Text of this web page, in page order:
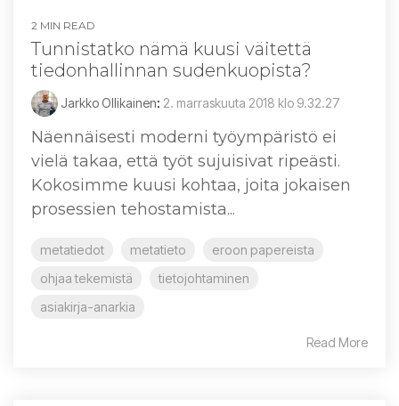
2 MIN READ
Tunnistatko nämä kuusi väitettä
tiedonhallinnan sudenkuopista?
Jarkko Ollikainen: 2. marraskuuta 2018 klo 9.32.27
Näennäisesti moderni työympäristö ei
vielä takaa, että työt sujuisivat ripeästi.
Kokosimme kuusi kohtaa, joita jokaisen
prosessien tehostamista...
metatiedot metatieto
eroon papereista
ohjaa tekemistä
tietojohtaminen
asiakirja-anarkia
Read More